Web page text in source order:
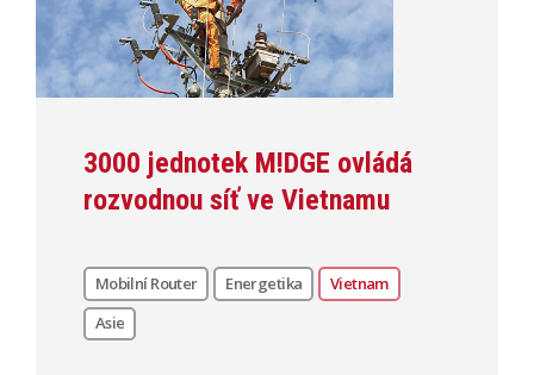
3000 jednotek M!DGE ovládá
rozvodnou síť ve Vietnamu
Mobilní Router Energetika
Vietnam
Asie